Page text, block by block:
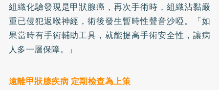
組織化驗發現是甲狀腺癌，再次手術時，組織沾黏嚴
重已侵犯返喉神經，術後發生暫時性聲音沙啞。「如
果當時有手術輔助工具，就能提高手術安全性，讓病
人多一層保障。」
遠離甲狀腺疾病 定期檢查為上策